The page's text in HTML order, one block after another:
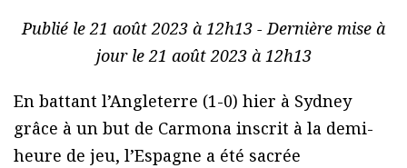
Publié le 21 août 2023 à 12h13 - Dernière mise à
jour le 21 août 2023 à 12h13
En battant l’Angleterre (1-0) hier à Sydney
grâce à un but de Carmona inscrit à la demi-
heure de jeu, l’Espagne a été sacrée